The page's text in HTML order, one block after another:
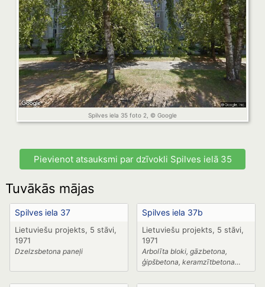
Spilves iela 35 foto 2, © Google
Pievienot atsauksmi par dzīvokli Spilves ielā 35
Tuvākās mājas
Spilves iela 37
Lietuviešu projekts, 5 stāvi,
1971
Dzelzsbetona paneļi
Spilves iela 37b
Lietuviešu projekts, 5 stāvi,
1971
Arbolīta bloki, gāzbetona,
ģipšbetona, keramzītbetona
paneļi,